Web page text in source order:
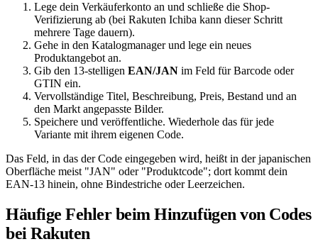
Lege dein Verkäuferkonto an und schließe die Shop-
Verifizierung ab (bei Rakuten Ichiba kann dieser Schritt
mehrere Tage dauern).
Gehe in den Katalogmanager und lege ein neues
Produktangebot an.
Gib den 13-stelligen EAN/JAN im Feld für Barcode oder
GTIN ein.
Vervollständige Titel, Beschreibung, Preis, Bestand und an
den Markt angepasste Bilder.
Speichere und veröffentliche. Wiederhole das für jede
Variante mit ihrem eigenen Code.
Das Feld, in das der Code eingegeben wird, heißt in der japanischen
Oberfläche meist "JAN" oder "Produktcode"; dort kommt dein
EAN-13 hinein, ohne Bindestriche oder Leerzeichen.
Häufige Fehler beim Hinzufügen von Codes
bei Rakuten